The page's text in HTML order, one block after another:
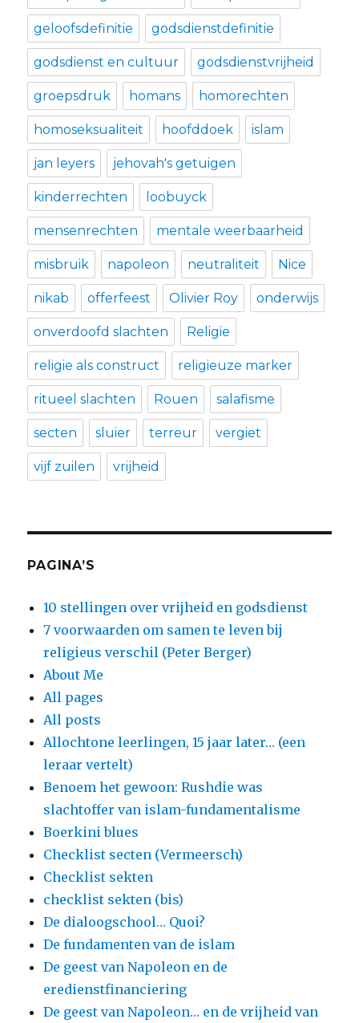
geloofsdefinitie godsdienstdefinitie
godsdienst en cultuur godsdienstvrijheid
groepsdruk homans homorechten
homoseksualiteit hoofddoek islam
jan leyers jehovah's getuigen
kinderrechten loobuyck
mensenrechten mentale weerbaarheid
misbruik napoleon neutraliteit Nice
nikab offerfeest Olivier Roy onderwijs
onverdoofd slachten Religie
religie als construct religieuze marker
ritueel slachten Rouen salafisme
secten sluier terreur vergiet
vijf zuilen vrijheid
PAGINA’S
10 stellingen over vrijheid en godsdienst
7 voorwaarden om samen te leven bij
religieus verschil (Peter Berger)
About Me
All pages
All posts
Allochtone leerlingen, 15 jaar later… (een
leraar vertelt)
Benoem het gewoon: Rushdie was
slachtoffer van islam-fundamentalisme
Boerkini blues
Checklist secten (Vermeersch)
Checklist sekten
checklist sekten (bis)
De dialoogschool… Quoi?
De fundamenten van de islam
De geest van Napoleon en de
eredienstfinanciering
De geest van Napoleon… en de vrijheid van